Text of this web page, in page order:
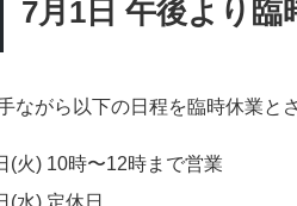
7月1日 午後より臨
ながら以下の日程を臨時休業と
(火) 10時〜12時まで営業
(水) 定休日